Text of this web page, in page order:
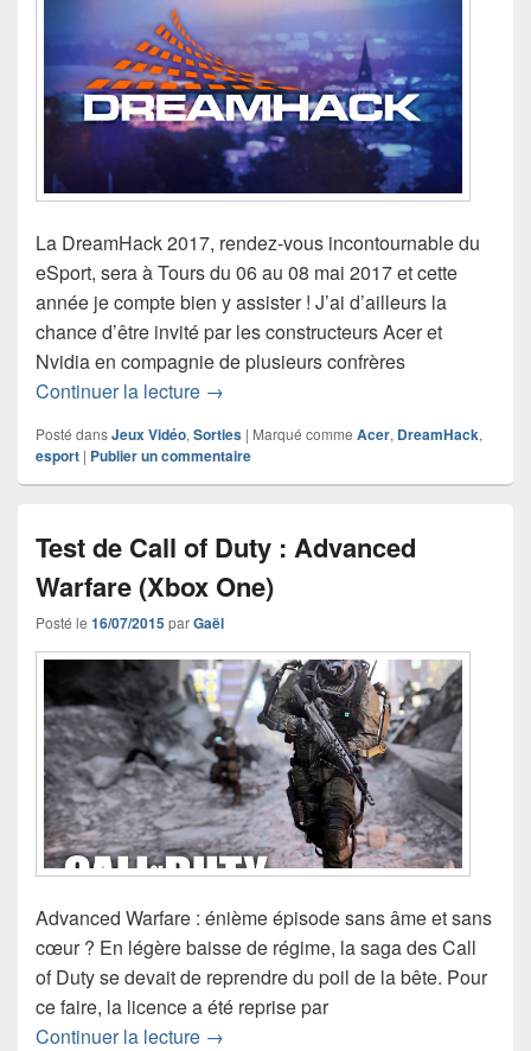
La DreamHack 2017, rendez-vous incontournable du
eSport, sera à Tours du 06 au 08 mai 2017 et cette
année je compte bien y assister ! J’ai d’ailleurs la
chance d’être invité par les constructeurs Acer et
Nvidia en compagnie de plusieurs confrères
Continuer la lecture En route vers la DreamHack 2017
→
Posté dansJeux Vidéo, Sorties | Marqué comme Acer, DreamHack,
esport | Publier un commentaire
Test de Call of Duty : Advanced
Warfare (Xbox One)
Posté le 16/07/2015parGaël
Advanced Warfare : énième épisode sans âme et sans
cœur ? En légère baisse de régime, la saga des Call
of Duty se devait de reprendre du poil de la bête. Pour
ce faire, la licence a été reprise par
Continuer la lecture Test de Call of Duty : Advanced
→